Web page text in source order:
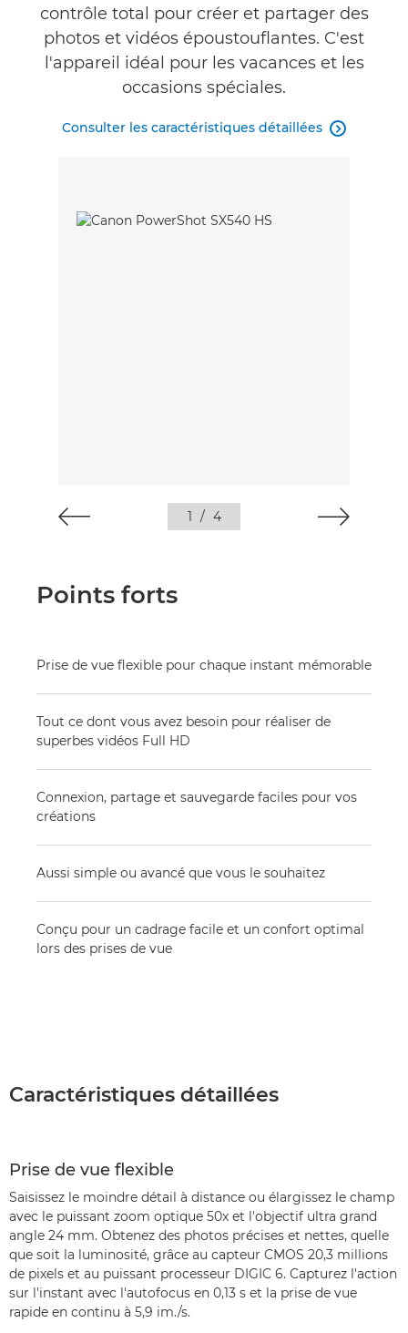
contrôle total pour créer et partager des
photos et vidéos époustouflantes. C'est
l'appareil idéal pour les vacances et les
occasions spéciales.
Consulter les caractéristiques détaillées 
1 / 4
Points forts
Prise de vue flexible pour chaque instant mémorable
Tout ce dont vous avez besoin pour réaliser de
superbes vidéos Full HD
Connexion, partage et sauvegarde faciles pour vos
créations
Aussi simple ou avancé que vous le souhaitez
Conçu pour un cadrage facile et un confort optimal
lors des prises de vue
Caractéristiques détaillées
Prise de vue flexible
Saisissez le moindre détail à distance ou élargissez le champ
avec le puissant zoom optique 50x et l'objectif ultra grand
angle 24 mm. Obtenez des photos précises et nettes, quelle
que soit la luminosité, grâce au capteur CMOS 20,3 millions
de pixels et au puissant processeur DIGIC 6. Capturez l'action
sur l'instant avec l'autofocus en 0,13 s et la prise de vue
rapide en continu à 5,9 im./s.